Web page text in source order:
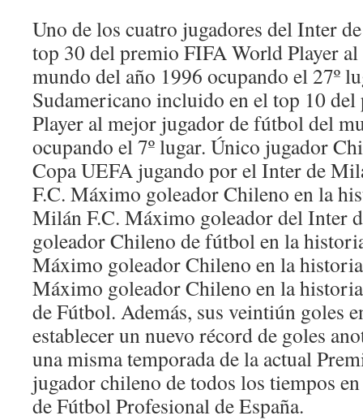
Uno de los cuatro jugadores del Inter
top 30 del premio FIFA World Player
mundo del año 1996 ocupando el 27º
Sudamericano incluido en el top 10
Player al mejor jugador de fútbol del
ocupando el 7º lugar. Único jugador
Copa UEFA jugando por el Inter de
F.C. Máximo goleador Chileno en la
Milán F.C. Máximo goleador del Inter
goleador Chileno de fútbol en la
Máximo goleador Chileno en la
Máximo goleador Chileno en la
de Fútbol. Además, sus veintiún goles
establecer un nuevo récord de goles
una misma temporada de la actual
jugador chileno de todos los tiempos
de Fútbol Profesional de España.